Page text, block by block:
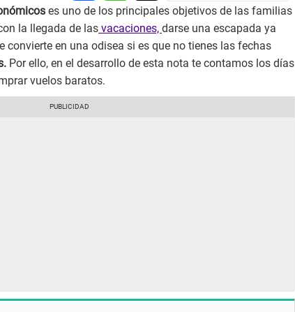
es uno de los principales objetivos de las familias
la llegada de las vacaciones, darse una escapada ya
convierte en una odisea si es que no tienes las fechas
Por ello, en el desarrollo de esta nota te contamos los días
vuelos baratos.